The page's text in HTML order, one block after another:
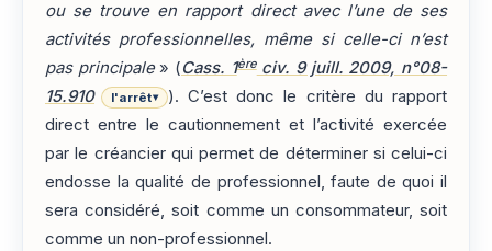
ou se trouve en rapport direct avec l’une de ses
activités professionnelles, même si celle-ci n’est
pas principale» (Cass. 1èreciv. 9 juill. 2009, n°08-
15.910
l'arrêt▾
). C’est donc le critère du rapport
direct entre le cautionnement et l’activité exercée
par le créancier qui permet de déterminer si celui-ci
endosse la qualité de professionnel, faute de quoi il
sera considéré, soit comme un consommateur, soit
comme un non-professionnel.